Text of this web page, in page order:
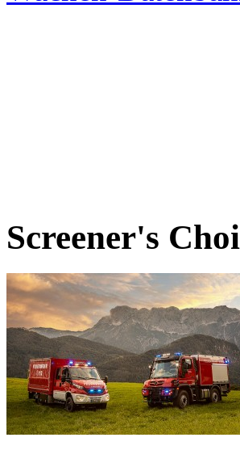
Screener's